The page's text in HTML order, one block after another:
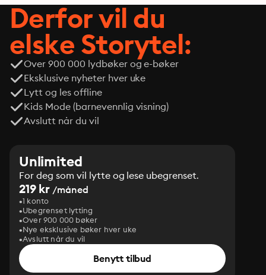
Derfor vil du
elske Storytel:
Over 900 000 lydbøker og e-bøker
Eksklusive nyheter hver uke
Lytt og les offline
Kids Mode (barnevennlig visning)
Avslutt når du vil
Unlimited
For deg som vil lytte og lese ubegrenset.
219 kr /måned
1 konto
Ubegrenset lytting
Over 900 000 bøker
Nye eksklusive bøker hver uke
Avslutt når du vil
Benytt tilbud